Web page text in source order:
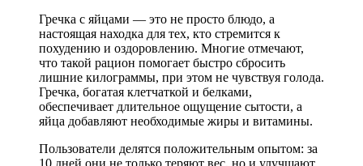
Гречка с яйцами — это не просто блюдо, а
настоящая находка для тех, кто стремится к
похудению и оздоровлению. Многие отмечают,
что такой рацион помогает быстро сбросить
лишние килограммы, при этом не чувствуя голода.
Гречка, богатая клетчаткой и белками,
обеспечивает длительное ощущение сытости, а
яйца добавляют необходимые жиры и витамины.
Пользователи делятся положительным опытом: за